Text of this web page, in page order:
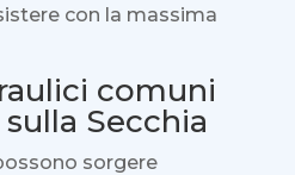
con la massima
comuni
Secchia
sorgere